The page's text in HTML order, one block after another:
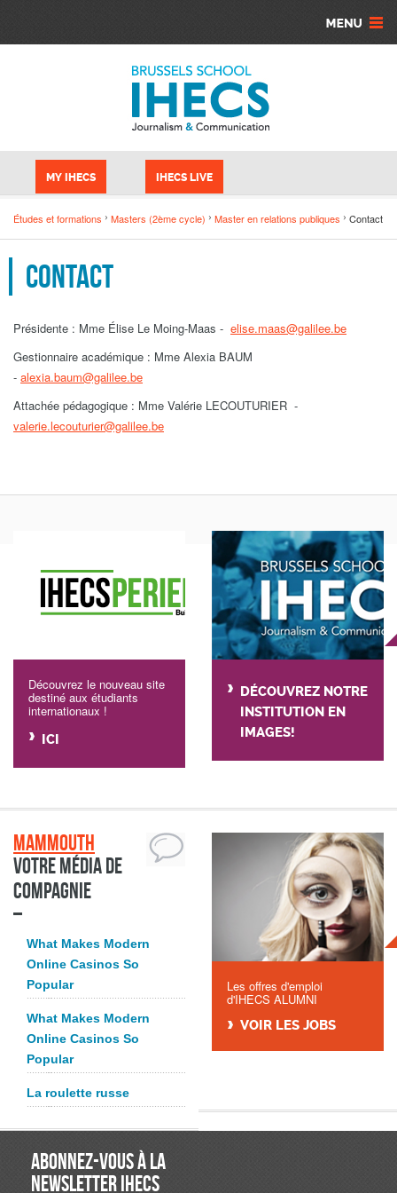
MY IHECS IHECS LIVE
Études et formations Masters (2ème cycle) Master en relations publiques Contact
Contact
Présidente : Mme Élise Le Moing-Maas - elise.maas@galilee.be
Gestionnaire académique : Mme Alexia BAUM
- alexia.baum@galilee.be
Attachée pédagogique : Mme Valérie LECOUTURIER -
valerie.lecouturier@galilee.be
Découvrez le nouveau site
destiné aux étudiants
internationaux !
ICI
DÉCOUVREZ NOTRE
INSTITUTION EN
IMAGES!
Mammouth
Votre média de
compagnie
What Makes Modern
Online Casinos So
Popular
What Makes Modern
Online Casinos So
Popular
La roulette russe
Les offres d'emploi
d'IHECS ALUMNI
VOIR LES JOBS
ABONNEZ-VOUS À LA
NEWSLETTER IHECS